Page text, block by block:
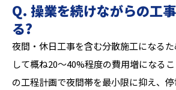
Q. 操業を続けながらの工
る?
夜間・休日工事を含む分散施工になる
して概ね20〜40%程度の費用増になる
の工程計画で夜間帯を最小限に抑え、